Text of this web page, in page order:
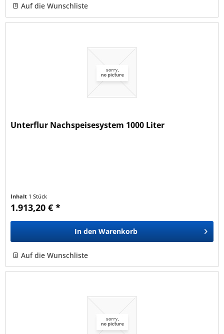
Auf die Wunschliste
Unterflur Nachspeisesystem 1000 Liter
Inhalt 1 Stück
1.913,20 € *
In den Warenkorb
Auf die Wunschliste